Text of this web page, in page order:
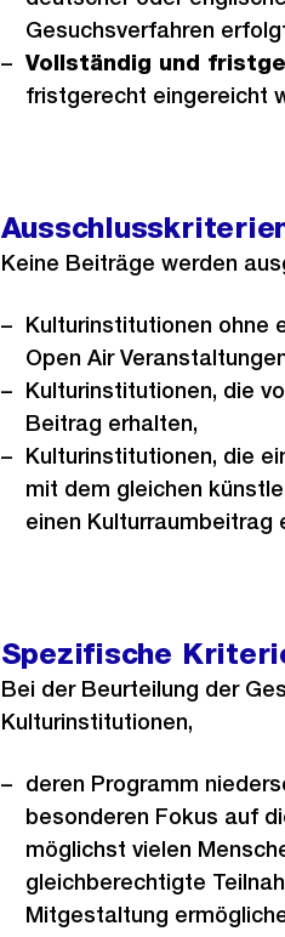
Gesuchsverfahren
Vollständig und
fristgerecht eingereicht
Keine Beiträge werden
Kulturinstitutionen ohne
Open Air
Kulturinstitutionen, die
Beitrag erhalten,
Kulturinstitutionen, die
mit dem gleichen
einen Kulturraumbeitrag
Spezifische
Bei der Beurteilung der
Kulturinstitutionen,
deren Programm
besonderen Fokus auf
möglichst vielen
gleichberechtigte
Mitgestaltung